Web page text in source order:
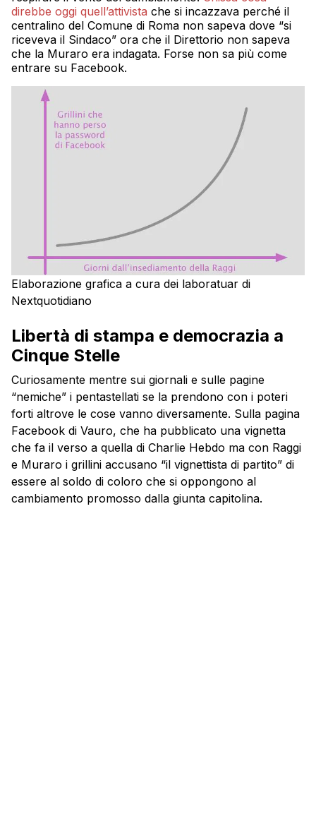
direbbe oggi quell’attivista che si incazzava perché il
centralino del Comune di Roma non sapeva dove “si
riceveva il Sindaco” ora che il Direttorio non sapeva
che la Muraro era indagata. Forse non sa più come
entrare su Facebook.
Elaborazione grafica a cura dei laboratuar di
Nextquotidiano
Libertà di stampa e democrazia a
Cinque Stelle
Curiosamente mentre sui giornali e sulle pagine
“nemiche” i pentastellati se la prendono con i poteri
forti altrove le cose vanno diversamente. Sulla pagina
Facebook di Vauro, che ha pubblicato una vignetta
che fa il verso a quella di Charlie Hebdo ma con Raggi
e Muraro i grillini accusano “il vignettista di partito” di
essere al soldo di coloro che si oppongono al
cambiamento promosso dalla giunta capitolina.